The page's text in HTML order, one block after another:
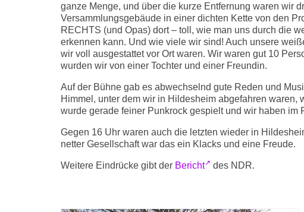
ganze Menge, und über die kurze Entfernung waren wir
Versammlungsgebäude in einer dichten Kette von den
RECHTS (und Opas) dort – toll, wie man uns durch die
erkennen kann. Und wie viele wir sind! Auch unsere
wir voll ausgestattet vor Ort waren. Wir waren gut 10
wurden wir von einer Tochter und einer Freundin.
Auf der Bühne gab es abwechselnd gute Reden und
Himmel, unter dem wir in Hildesheim abgefahren
wurde gerade feiner Punkrock gespielt und wir haben im
Gegen 16 Uhr waren auch die letzten wieder in
netter Gesellschaft war das ein Klacks und eine Freude.
Weitere Eindrücke gibt der Bericht des NDR.